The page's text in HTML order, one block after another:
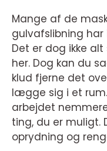
Mange af de
gulvafslibning har
Det er dog ikke
her. Dog kan du
klud fjerne det
lægge sig i et
arbejdet
ting, du er muligt.
oprydning og